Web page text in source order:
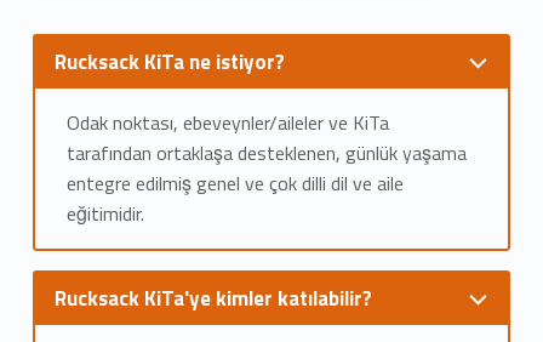
K
Rucksack KiTa ne istiyor?
Odak noktası, ebeveynler/aileler ve KiTa
tarafından ortaklaşa desteklenen, günlük yaşama
entegre edilmiş genel ve çok dilli dil ve aile
eğitimidir.
Rucksack KiTa'ye kimler katılabilir?